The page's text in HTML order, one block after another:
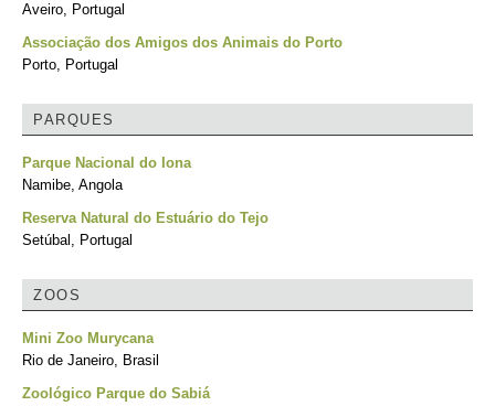
Aveiro, Portugal
Associação dos Amigos dos Animais do Porto
Porto, Portugal
PARQUES
Parque Nacional do Iona
Namibe, Angola
Reserva Natural do Estuário do Tejo
Setúbal, Portugal
ZOOS
Mini Zoo Murycana
Rio de Janeiro, Brasil
Zoológico Parque do Sabiá